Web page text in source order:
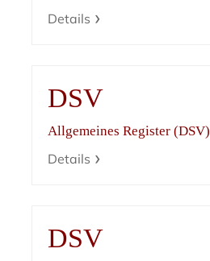
Details
DSV
Allgemeines Register (DSV)
Details
DSV